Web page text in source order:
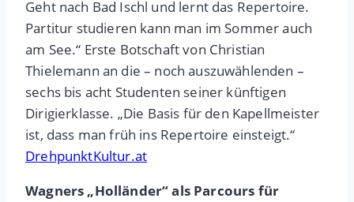
Geht nach Bad Ischl und lernt das Repertoire.
Partitur studieren kann man im Sommer auch
am See.“ Erste Botschaft von Christian
Thielemann an die – noch auszuwählenden –
sechs bis acht Studenten seiner künftigen
Dirigierklasse. „Die Basis für den Kapellmeister
ist, dass man früh ins Repertoire einsteigt.“
DrehpunktKultur.at
Wagners „Holländer“ als Parcours für